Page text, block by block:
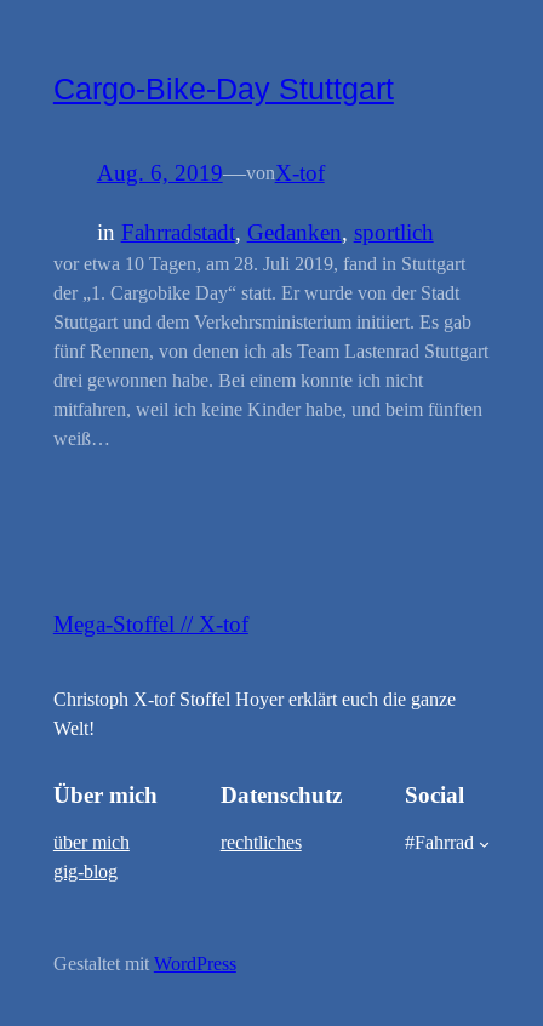
Cargo-Bike-Day Stuttgart
Aug. 6, 2019—vonX-tof
in Fahrradstadt, Gedanken, sportlich
vor etwa 10 Tagen, am 28. Juli 2019, fand in Stuttgart
der „1. Cargobike Day“ statt. Er wurde von der Stadt
Stuttgart und dem Verkehrsministerium initiiert. Es gab
fünf Rennen, von denen ich als Team Lastenrad Stuttgart
drei gewonnen habe. Bei einem konnte ich nicht
mitfahren, weil ich keine Kinder habe, und beim fünften
weiß…
Mega-Stoffel // X-tof
Christoph X-tof Stoffel Hoyer erklärt euch die ganze
Welt!
Über mich
über mich
gig-blog
Datenschutz
rechtliches
Social
#Fahrrad
Gestaltet mit WordPress